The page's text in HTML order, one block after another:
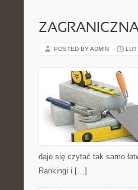
POSTED BY ADMIN
daje się czytać tak samo
Rankingi i […]